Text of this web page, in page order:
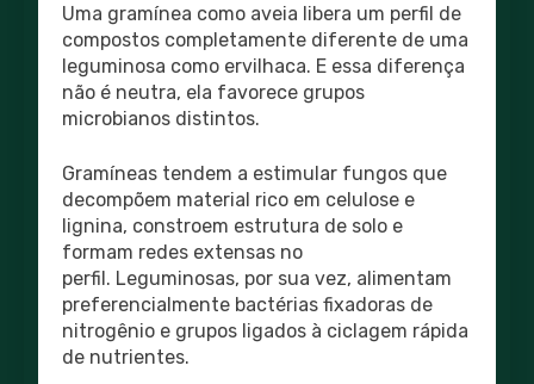
Uma gramínea como aveia libera um perfil de
compostos completamente diferente de uma
leguminosa como ervilhaca. E essa diferença
não é neutra, ela favorece grupos
microbianos distintos.
Gramíneas tendem a estimular fungos que
decompõem material rico em celulose e
lignina, constroem estrutura de solo e
formam redes extensas no
perfil. Leguminosas, por sua vez, alimentam
preferencialmente bactérias fixadoras de
nitrogênio e grupos ligados à ciclagem rápida
de nutrientes.